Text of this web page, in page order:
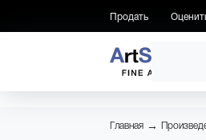
Продать
Главная →